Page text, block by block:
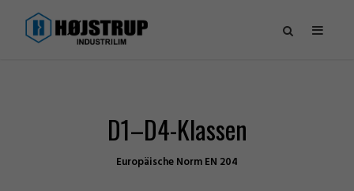
D1–D4-Klassen
Europäische Norm EN 204